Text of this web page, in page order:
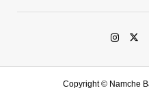
Copyright © Namche